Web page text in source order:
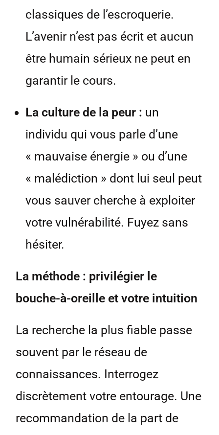
classiques de l’escroquerie.
L’avenir n’est pas écrit et aucun
être humain sérieux ne peut en
garantir le cours.
La culture de la peur : un
individu qui vous parle d’une
« mauvaise énergie » ou d’une
« malédiction » dont lui seul peut
vous sauver cherche à exploiter
votre vulnérabilité. Fuyez sans
hésiter.
La méthode : privilégier le
bouche-à-oreille et votre intuition
La recherche la plus fiable passe
souvent par le réseau de
connaissances. Interrogez
discrètement votre entourage. Une
recommandation de la part de